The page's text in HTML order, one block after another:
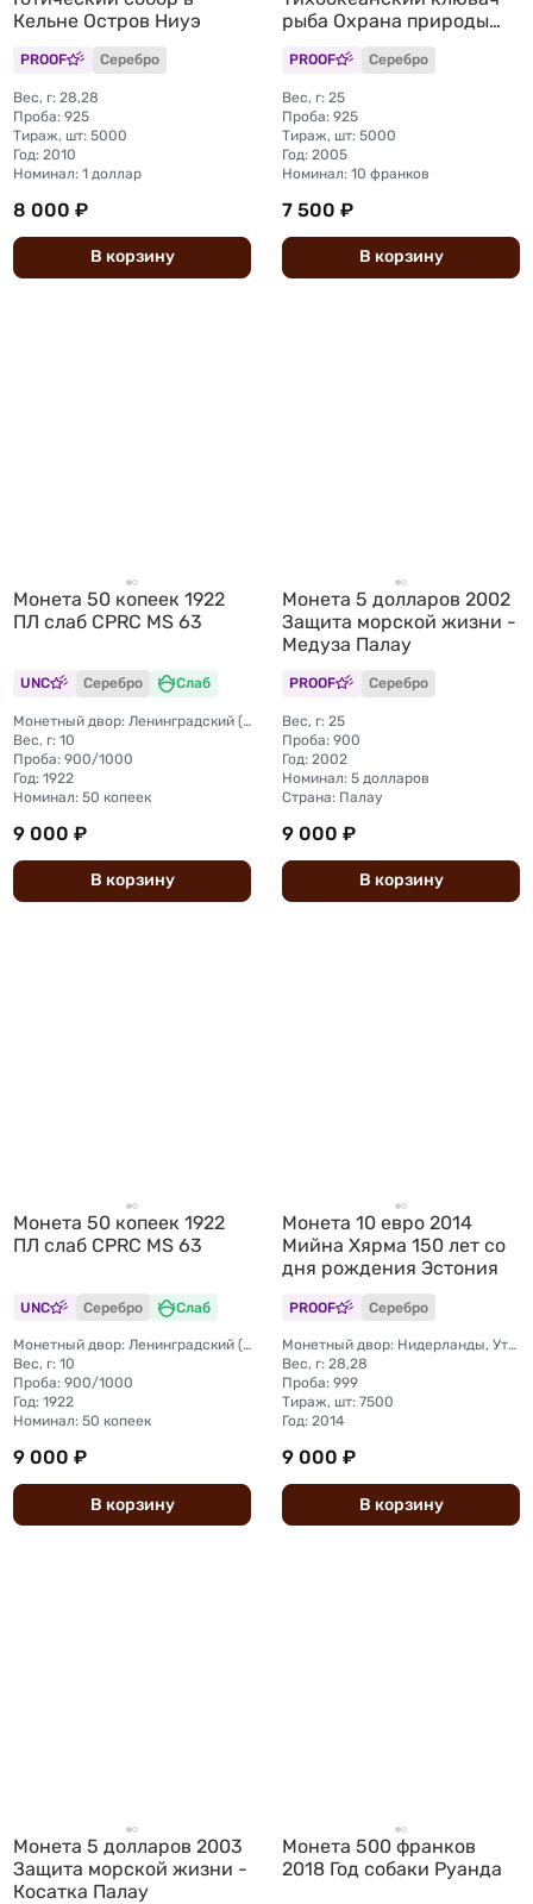
Кельне Остров Ниуэ
PROOF Серебро
Вес, г: 28,28
Проба: 925
Тираж, шт: 5000
Год: 2010
Номинал: 1 доллар
8 000 ₽
В корзину
рыба Охрана природы
PROOF Серебро
Вес, г: 25
Проба: 925
Тираж, шт: 5000
Год: 2005
Номинал: 10 франков
7 500 ₽
В корзину
Монета 50 копеек 1922
ПЛ слаб CPRC MS 63
UNC Серебро Слаб
Монетный двор: Ленинградский (ЛМД)
Вес, г: 10
Проба: 900/1000
Год: 1922
Номинал: 50 копеек
9 000 ₽
В корзину
Монета 5 долларов 2002
Защита морской жизни -
Медуза Палау
PROOF Серебро
Вес, г: 25
Проба: 900
Год: 2002
Номинал: 5 долларов
Страна: Палау
9 000 ₽
В корзину
Монета 50 копеек 1922
ПЛ слаб CPRC MS 63
UNC Серебро Слаб
Монетный двор: Ленинградский (ЛМД)
Вес, г: 10
Проба: 900/1000
Год: 1922
Номинал: 50 копеек
9 000 ₽
В корзину
Монета 10 евро 2014
Мийна Хярма 150 лет со
дня рождения Эстония
PROOF Серебро
Монетный двор: Нидерланды, Утрехт
Вес, г: 28,28
Проба: 999
Тираж, шт: 7500
Год: 2014
9 000 ₽
В корзину
Монета 5 долларов 2003
Защита морской жизни -
Косатка Палау
Монета 500 франков
2018 Год собаки Руанда